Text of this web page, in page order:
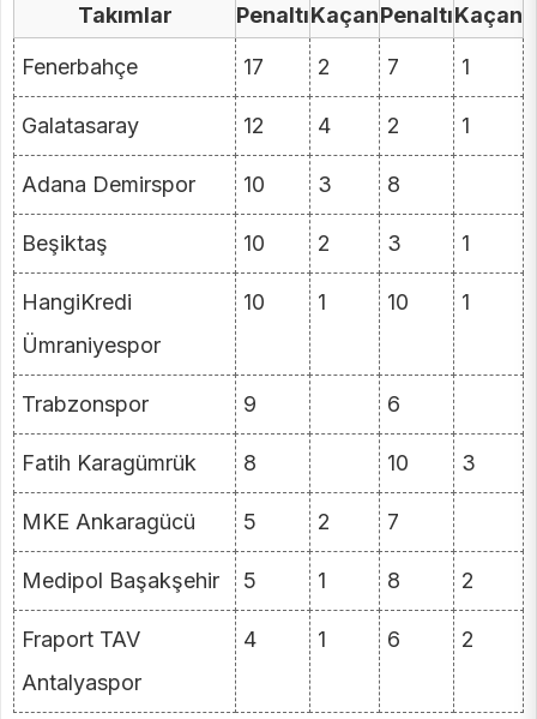
Takımlar PenaltıKaçanPenaltıKaçan
Fenerbahçe 17 2 7 1
Galatasaray 12 4 2 1
Adana Demirspor 10 3 8
Beşiktaş 10 2 3 1
HangiKredi
Ümraniyespor
10 1 10 1
Trabzonspor 9 6
Fatih Karagümrük 8 10 3
MKE Ankaragücü 5 2 7
Medipol Başakşehir 5 1 8 2
Fraport TAV
Antalyaspor
4 1 6 2